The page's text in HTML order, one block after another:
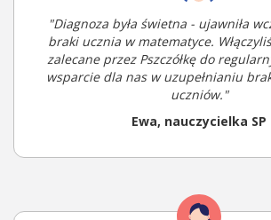
"Diagnoza była świetna - ujawniła
braki ucznia w matematyce.
zalecane przez Pszczółkę do
wsparcie dla nas w uzupełnianiu
uczniów."
Ewa, nauczycielka SP